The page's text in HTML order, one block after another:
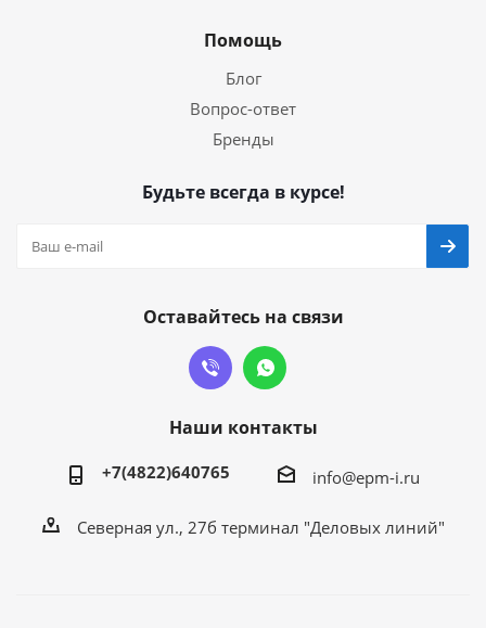
Помощь
Блог
Вопрос-ответ
Бренды
Будьте всегда в курсе!
Оставайтесь на связи
Наши контакты
+7(4822)640765 info@epm-i.ru
Северная ул., 27б терминал "Деловых линий"